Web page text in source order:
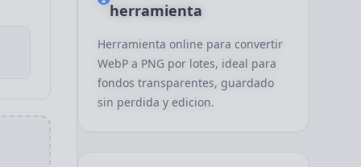
herramienta
Herramienta online para convertir
WebP a PNG por lotes, ideal para
fondos transparentes, guardado
sin perdida y edicion.